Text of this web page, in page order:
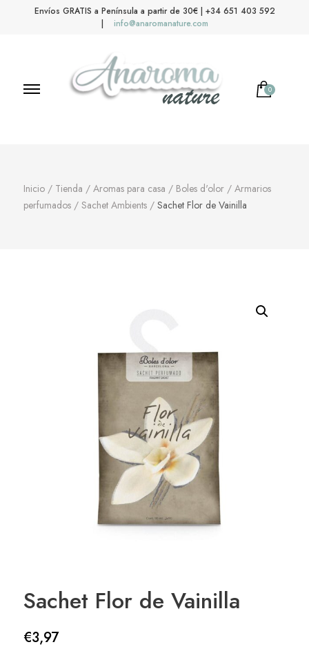
Envíos GRATIS a Península a partir de 30€ | +34 651 403 592
|
info@anaromanature.com
0
Inicio / Tienda / Aromas para casa / Boles d'olor / Armarios
perfumados / Sachet Ambients / Sachet Flor de Vainilla
Sachet Flor de Vainilla
€3,97